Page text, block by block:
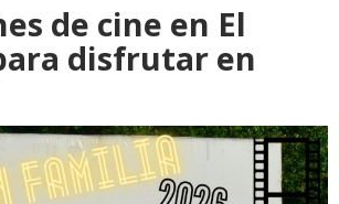
de cine en El
disfrutar en